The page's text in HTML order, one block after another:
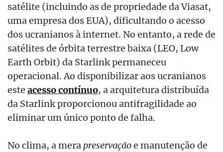
satélite (incluindo as de propriedade da Viasat,
uma empresa dos EUA), dificultando o acesso
dos ucranianos à internet. No entanto, a rede de
satélites de órbita terrestre baixa (LEO, Low
Earth Orbit) da Starlink permaneceu
operacional. Ao disponibilizar aos ucranianos
este acesso contínuo, a arquitetura distribuída
da Starlink proporcionou antifragilidade ao
eliminar um único ponto de falha.
No clima, a mera preservaçãoe manutenção de